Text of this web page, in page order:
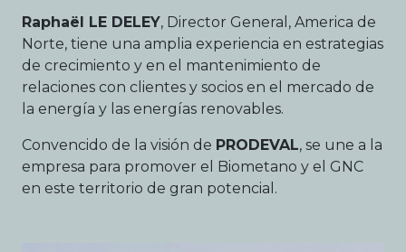
Raphaël LE DELEY, Director General, America de
Norte, tiene una amplia experiencia en estrategias
de crecimiento y en el mantenimiento de
relaciones con clientes y socios en el mercado de
la energía y las energías renovables.
Convencido de la visión de PRODEVAL, se une a la
empresa para promover el Biometano y el GNC
en este territorio de gran potencial.